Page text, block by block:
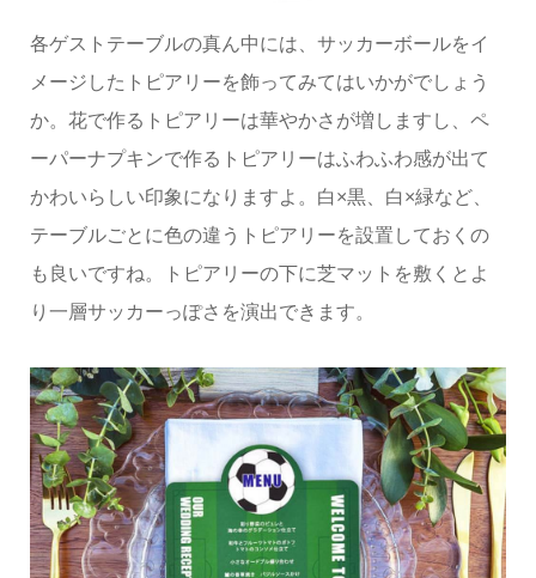
各ゲストテーブルの真ん中には、サッカーボールをイ
メージしたトピアリーを飾ってみてはいかがでしょう
か。花で作るトピアリーは華やかさが増しますし、ペ
ーパーナプキンで作るトピアリーはふわふわ感が出て
かわいらしい印象になりますよ。白×黒、白×緑など、
テーブルごとに色の違うトピアリーを設置しておくの
も良いですね。トピアリーの下に芝マットを敷くとよ
り一層サッカーっぽさを演出できます。